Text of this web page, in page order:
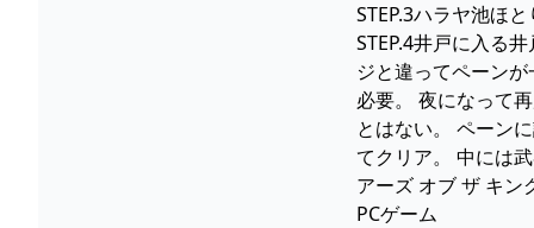
STEP.3ハラヤ池ほ
STEP.4井戸に入る
ジと違ってペーン
必要。 夜になって
とはない。 ペーン
てクリア。 中には
アーズ オブ ザ キン
PCゲーム